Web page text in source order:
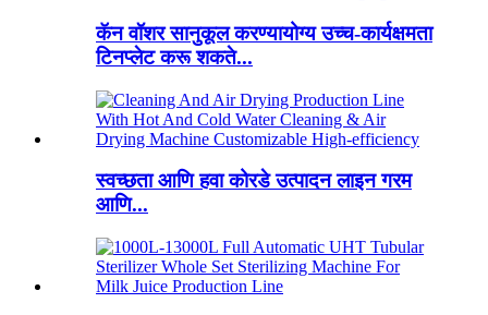
कॅन वॉशर सानुकूल करण्यायोग्य उच्च-कार्यक्षमता
टिनप्लेट करू शकते...
स्वच्छता आणि हवा कोरडे उत्पादन लाइन गरम
आणि...